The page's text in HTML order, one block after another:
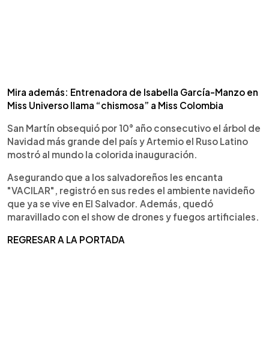
Mira además: Entrenadora de Isabella García-Manzo en
Miss Universo llama “chismosa” a Miss Colombia
San Martín obsequió por 10° año consecutivo el árbol de
Navidad más grande del país y Artemio el Ruso Latino
mostró al mundo la colorida inauguración.
Asegurando que a los salvadoreños les encanta
"VACILAR", registró en sus redes el ambiente navideño
que ya se vive en El Salvador. Además, quedó
maravillado con el show de drones y fuegos artificiales.
REGRESAR A LA PORTADA